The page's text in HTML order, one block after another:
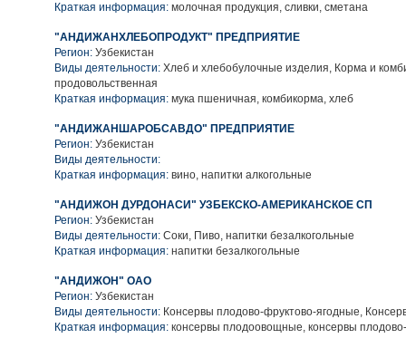
Краткая информация: молочная продукция, сливки, сметана
"АНДИЖАНХЛЕБОПРОДУКТ" ПРЕДПРИЯТИЕ
Регион: Узбекистан
Виды деятельности: Хлеб и хлебобулочные изделия, Корма и
продовольственная
Краткая информация: мука пшеничная, комбикорма, хлеб
"АНДИЖАНШАРОБСАВДО" ПРЕДПРИЯТИЕ
Регион: Узбекистан
Виды деятельности:
Краткая информация: вино, напитки алкогольные
"АНДИЖОН ДУРДОНАСИ" УЗБЕКСКО-АМЕРИКАНСКОЕ СП
Регион: Узбекистан
Виды деятельности: Соки, Пиво, напитки безалкогольные
Краткая информация: напитки безалкогольные
"АНДИЖОН" ОАО
Регион: Узбекистан
Виды деятельности: Консервы плодово-фруктово-ягодные,
Краткая информация: консервы плодоовощные, консервы